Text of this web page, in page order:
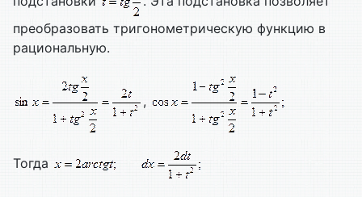
преобразовать тригонометрическую функцию в
рациональную.
,
Тогда